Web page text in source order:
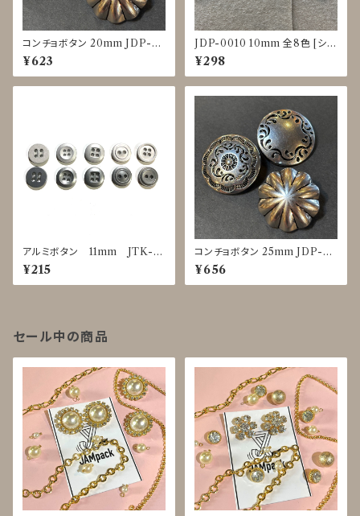
コンチョボタン 20mm JDP-0
016
¥623
JDP-0010 10mm 全8色 [シェ
ル調][裏足ボタン][ブラウス]
¥298
アルミボタン 11mm JTK-0
025～0029
¥215
コンチョボタン 25mm JDP-00
16
¥656
セール中の商品